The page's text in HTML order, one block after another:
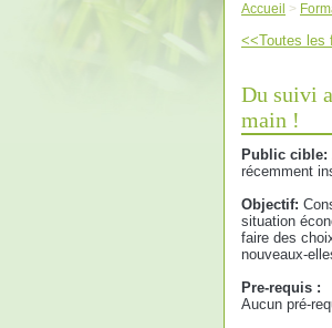
Accueil >
<<Toutes les
Du suivi
main !
Public cible:
récemment
Objectif:
situation
faire des
nouveaux-
Pre-requis :
Aucun pré-